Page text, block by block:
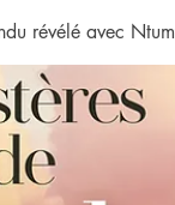
révélé avec